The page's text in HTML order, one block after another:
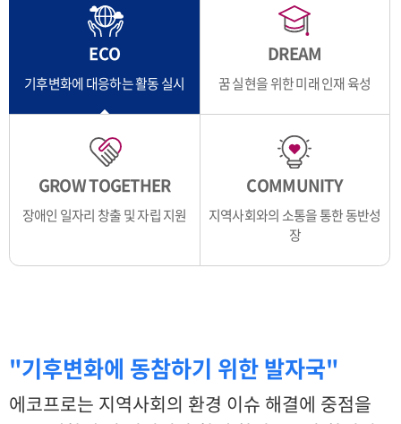
ECO
기후변화에 대응하는 활동 실시
"기후변화에 동참하기 위한 발자국"
에코프로는 지역사회의 환경 이슈 해결에 중점을
DREAM
꿈 실현을 위한 미래 인재 육성
GROW TOGETHER
장애인 일자리 창출 및 자립 지원
COMMUNITY
지역사회와의 소통을 통한 동반성
장